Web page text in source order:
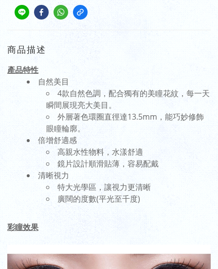
商品描述
產品特性
自然美目
4款自然色調，配合獨有的美瞳花紋，每一天
瞬間展現亮大美目。
外層著色環圈直徑達13.5mm，能巧妙修飾
眼瞳輪廓。
倍增舒適感
高親水性物料，水漾舒適
鏡片設計順滑貼薄，容易配戴
清晰視力
特大光學區，讓視力更清晰
廣闊的度數(平光至千度)
彩瞳效果